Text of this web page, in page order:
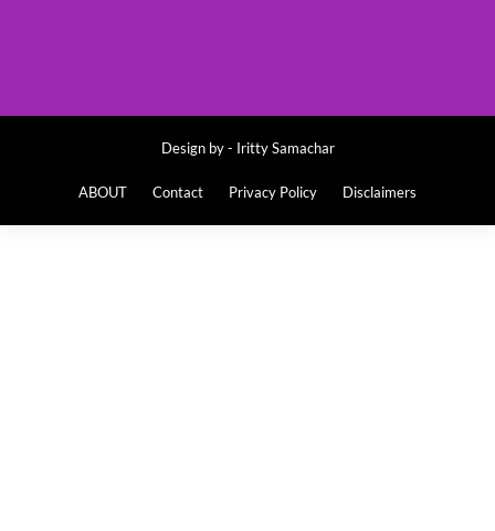
Design by - Iritty Samachar
ABOUT Contact Privacy Policy Disclaimers